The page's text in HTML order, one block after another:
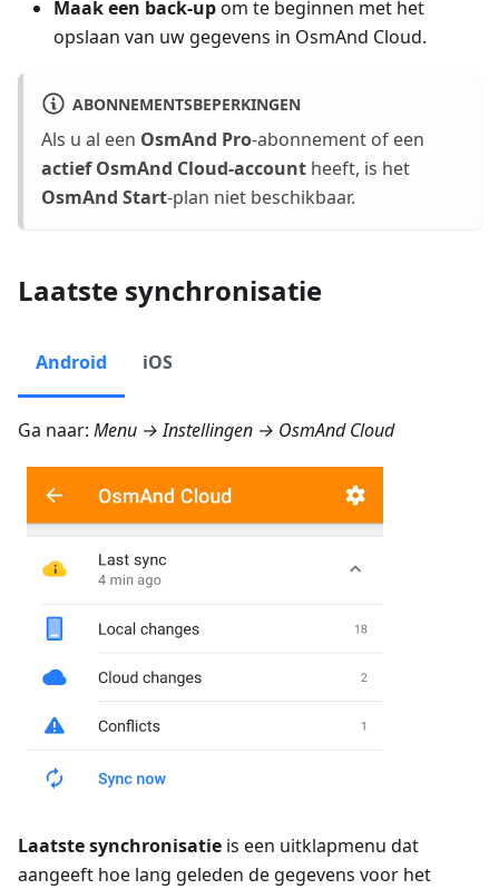
Maak een back-upom te beginnen met het
opslaan van uw gegevens in OsmAnd Cloud.
ABONNEMENTSBEPERKINGEN
Als u al een OsmAnd Pro-abonnement of een
actief OsmAnd Cloud-account heeft, is het
OsmAnd Start-plan niet beschikbaar.
Laatste synchronisatie
Android iOS
Ga naar: Menu → Instellingen → OsmAnd Cloud
Laatste synchronisatie is een uitklapmenu dat
aangeeft hoe lang geleden de gegevens voor het